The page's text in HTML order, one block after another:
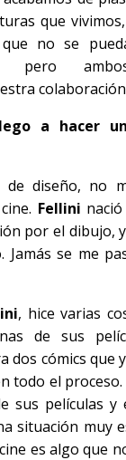
que
no se
pero
a hacer
diseño, no
Fellini
por el dibujo,
Jamás se me
, hice varias
de sus
dos cómics que
todo el
sus películas y
situación muy
es algo que